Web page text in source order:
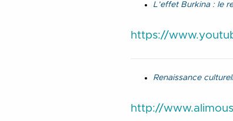
L’effet Burkina : le
https://
Renaissance
http://